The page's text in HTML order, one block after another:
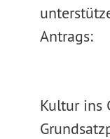
Antrags:
Kultur ins